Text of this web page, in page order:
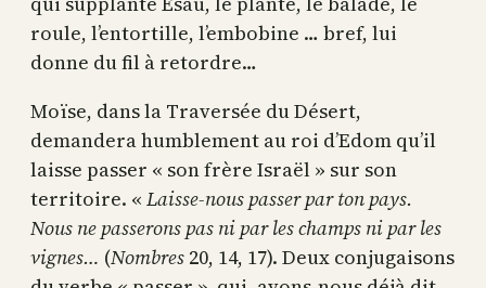
roule, l’entortille, l’embobine … bref, lui
donne du fil à retordre…
Moïse, dans la Traversée du Désert,
demandera humblement au roi d’Edom qu’il
laisse passer « son frère Israël » sur son
territoire. « Laisse-nous passer par ton pays.
Nous ne passerons pas ni par les champs ni par les
vignes… (Nombres 20, 14, 17). Deux conjugaisons